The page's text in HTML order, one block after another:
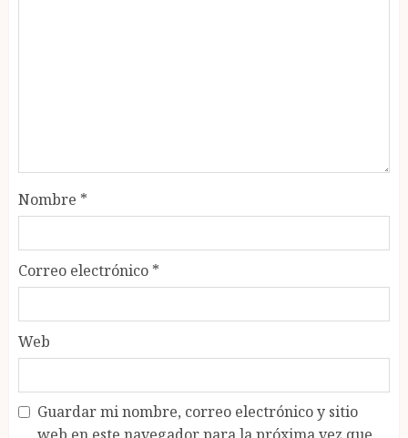
Nombre *
Correo electrónico *
Web
Guardar mi nombre, correo electrónico y sitio